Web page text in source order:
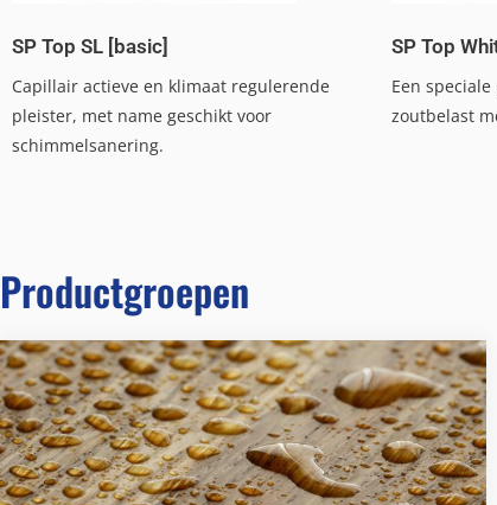
SP Top SL [basic]
Capillair actieve en klimaat regulerende
pleister, met name geschikt voor
schimmelsanering.
SP Top
Een
zoutbelast
Productgroepen